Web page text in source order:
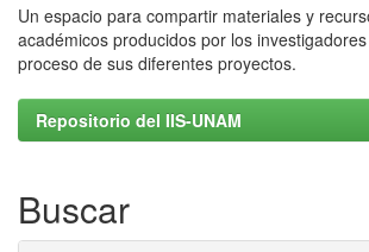
Un espacio para compartir materiales y
académicos producidos por los
proceso de sus diferentes proyectos.
Repositorio del IIS-UNAM
Buscar